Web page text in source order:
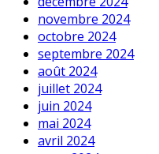
novembre 2024
octobre 2024
septembre 2024
août 2024
juillet 2024
juin 2024
mai 2024
avril 2024